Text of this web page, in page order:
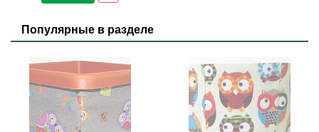
Популярные в разделе